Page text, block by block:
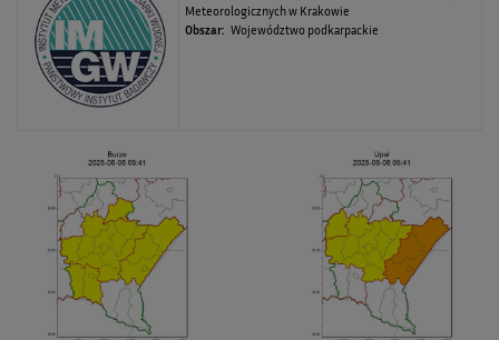
Meteorologicznych w Krakowie
Obszar: Województwo podkarpackie